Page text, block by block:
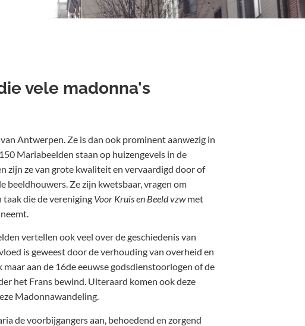
vele madonna's
Antwerpen. Ze is dan ook prominent aanwezig in
Mariabeelden staan op huizengevels in de
zijn ze van grote kwaliteit en vervaardigd door of
beeldhouwers. Ze zijn kwetsbaar, vragen om
die de vereniging Voor Kruis en Beeld vzwmet
vertellen ook veel over de geschiedenis van
is geweest door de verhouding van overheid en
aan de 16de eeuwse godsdienstoorlogen of de
het Frans bewind. Uiteraard komen ook deze
Madonnawandeling.
de voorbijgangers aan, behoedend en zorgend